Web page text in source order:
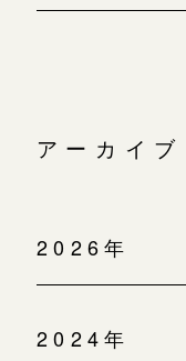
アーカイブ
2026年
2024年